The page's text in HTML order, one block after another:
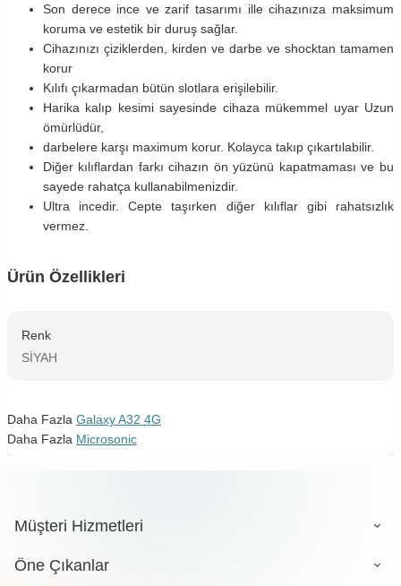
Son derece ince ve zarif tasarımı ille cihazınıza maksimum
koruma ve estetik bir duruş sağlar.
Cihazınızı çiziklerden, kirden ve darbe ve shocktan tamamen
korur
Kılıfı çıkarmadan bütün slotlara erişilebilir.
Harika kalıp kesimi sayesinde cihaza mükemmel uyar Uzun
ömürlüdür,
darbelere karşı maximum korur. Kolayca takıp çıkartılabilir.
Diğer kılıflardan farkı cihazın ön yüzünü kapatmaması ve bu
sayede rahatça kullanabilmenizdir.
Ultra incedir. Cepte taşırken diğer kılıflar gibi rahatsızlık
vermez.
Ürün Özellikleri
Renk
SİYAH
Daha Fazla Galaxy A32 4G
Daha Fazla Microsonic
Müşteri Hizmetleri
Öne Çıkanlar